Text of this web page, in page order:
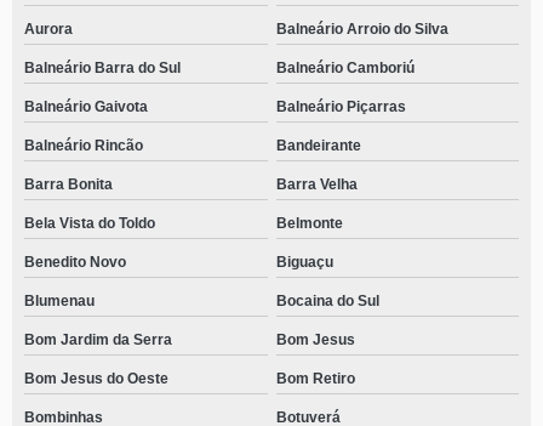
Aurora Balneário Arroio do Silva
Balneário Barra do Sul Balneário Camboriú
Balneário Gaivota Balneário Piçarras
Balneário Rincão Bandeirante
Barra Bonita Barra Velha
Bela Vista do Toldo Belmonte
Benedito Novo Biguaçu
Blumenau Bocaina do Sul
Bom Jardim da Serra Bom Jesus
Bom Jesus do Oeste Bom Retiro
Bombinhas Botuverá